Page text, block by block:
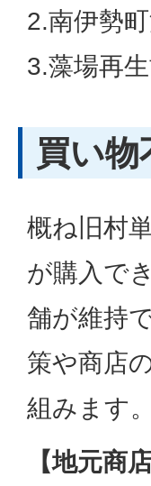
2.南伊勢
3.藻場再
買い
概ね旧村
が購入で
舗が維持
策や商店
組みます。
【地元商